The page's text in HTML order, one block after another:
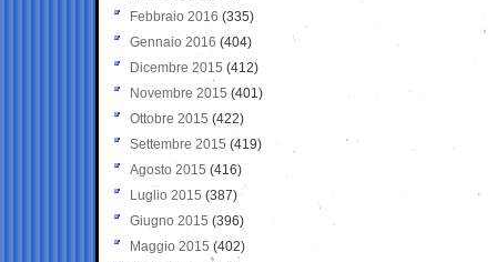
Febbraio 2016 (335)
Gennaio 2016 (404)
Dicembre 2015 (412)
Novembre 2015 (401)
Ottobre 2015 (422)
Settembre 2015 (419)
Agosto 2015 (416)
Luglio 2015 (387)
Giugno 2015 (396)
Maggio 2015 (402)